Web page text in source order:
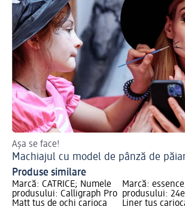
Așa se face!
Machiajul cu model de pânză de
Produse similare
Marcă: CATRICE; Numele
produsului: Calligraph Pro
Matt tuș de ochi carioca
Marcă:
produsului:
Liner tuș